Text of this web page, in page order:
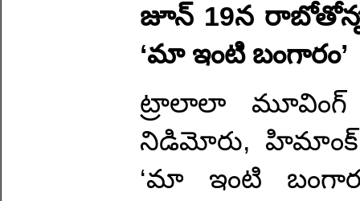
జూన్ 19న
‘మా ఇంటి బంగారం’
ట్రాలాలా
నిడిమోరు, హిమాంక్
‘మా ఇంటి